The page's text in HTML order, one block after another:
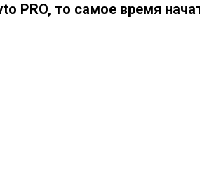
PRO, то самое время